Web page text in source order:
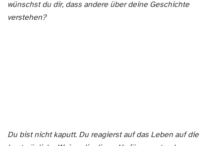
wünschst du dir, dass andere über deine Geschichte
verstehen?
Du bist nicht kaputt. Du reagierst auf das Leben auf die